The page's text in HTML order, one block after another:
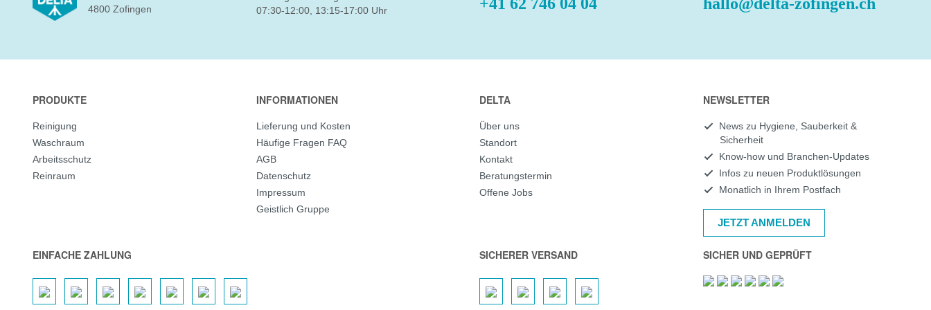
4800 Zofingen
07:30-12:00, 13:15-17:00 Uhr
PRODUKTE
Reinigung
Waschraum
Arbeitsschutz
Reinraum
INFORMATIONEN
Lieferung und Kosten
Häufige Fragen FAQ
AGB
Datenschutz
Impressum
Geistlich Gruppe
DELTA
Über uns
Standort
Kontakt
Beratungstermin
Offene Jobs
NEWSLETTER
News zu Hygiene, Sauberkeit &
Sicherheit
Know-how und Branchen-Updates
Infos zu neuen Produktlösungen
Monatlich in Ihrem Postfach
JETZT ANMELDEN
EINFACHE ZAHLUNG SICHERER VERSAND SICHER UND GEPRÜFT